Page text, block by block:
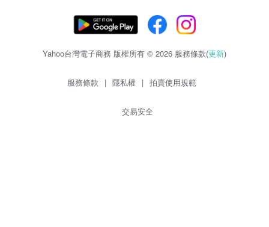
Yahoo台灣電子商務 版權所有 © 2026 服務條款(更新)
服務條款 | 隱私權 | 拍賣使用規範
交易安全